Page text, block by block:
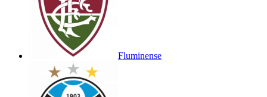
Fluminense